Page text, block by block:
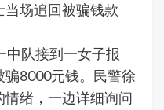
场追回被骗钱款
中队接到一女子报
8000元钱。民警徐
绪，一边详细询问